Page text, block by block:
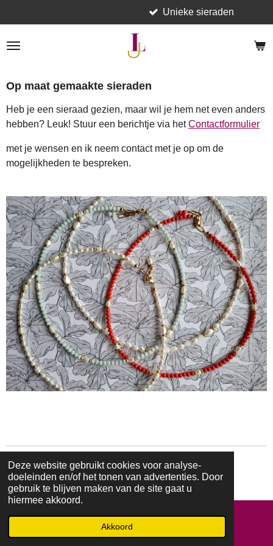
Deze website gebruikt cookies voor analyse-
doeleinden en/of het tonen van advertenties. Door
gebruik te blijven maken van de site gaat u
hiermee akkoord.
Akkoord
direct
naar
Unieke sieraden
Op maat gemaakte sieraden
Heb je een sieraad gezien, maar wil je hem net even anders
hebben? Leuk! Stuur een berichtje via hetContactformulier
met je wensen en ik neem contact met je op om de
mogelijkheden te bespreken.
© 2021 - 2026 Liansa Jewels
Powered byJouwWeb